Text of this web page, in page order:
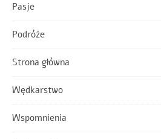
Pasje
Podróże
Strona główna
Wędkarstwo
Wspomnienia